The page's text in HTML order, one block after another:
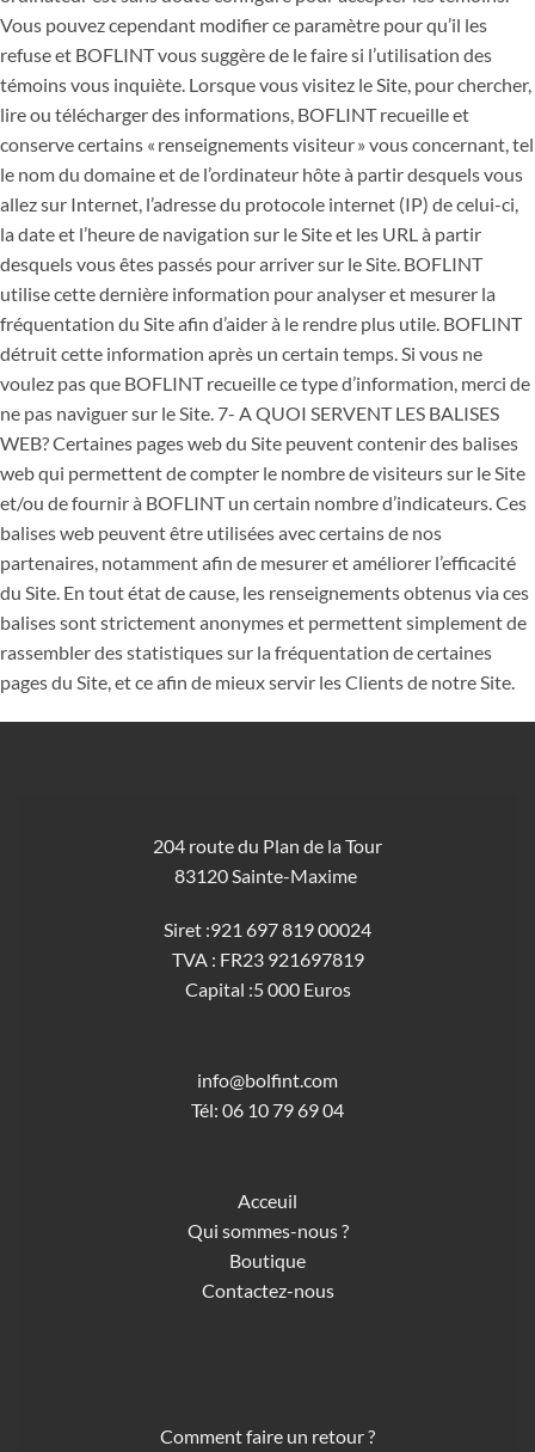
204 route du Plan de la Tour
83120 Sainte-Maxime
Siret :921 697 819 00024
TVA : FR23 921697819
Capital :5 000 Euros
info@bolfint.com
Tél: 06 10 79 69 04
Acceuil
Qui sommes-nous ?
Boutique
Contactez-nous
Comment faire un retour ?